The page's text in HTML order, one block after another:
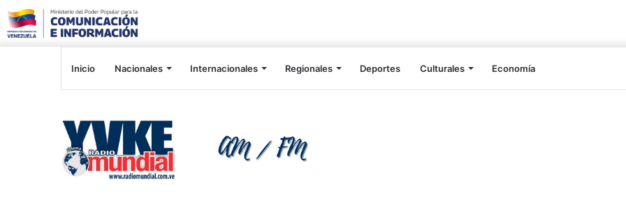
Inicio Nacionales Internacionales Regionales Deportes Culturales Economía